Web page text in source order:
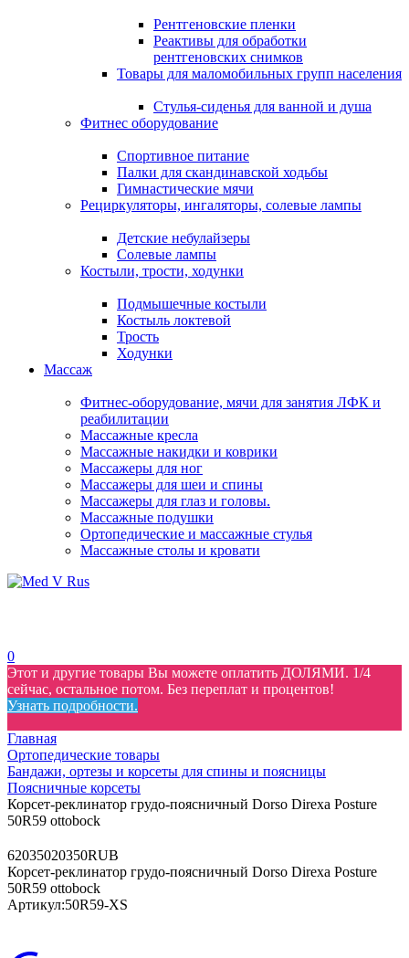
Рентгеновские пленки
Реактивы для обработки
рентгеновских снимков
Товары для маломобильных групп населения
Стулья-сиденья для ванной и душа
Фитнес оборудование
Спортивное питание
Палки для скандинавской ходьбы
Гимнастические мячи
Рециркуляторы, ингаляторы, солевые лампы
Детские небулайзеры
Солевые лампы
Костыли, трости, ходунки
Подмышечные костыли
Костыль локтевой
Трость
Ходунки
Массаж
Фитнес-оборудование, мячи для занятия ЛФК и
реабилитации
Массажные кресла
Массажные накидки и коврики
Массажеры для ног
Массажеры для шеи и спины
Массажеры для глаз и головы.
Массажные подушки
Ортопедические и массажные стулья
Массажные столы и кровати
0
Этот и другие товары Вы можете оплатить ДОЛЯМИ. 1/4
сейчас, остальное потом. Без переплат и процентов!
Узнать подробности.
Главная
Ортопедические товары
Бандажи, ортезы и корсеты для спины и поясницы
Поясничные корсеты
Корсет-реклинатор грудо-поясничный Dorso Direxa Posture
50R59 ottobock
62035020350RUB
Корсет-реклинатор грудо-поясничный Dorso Direxa Posture
50R59 ottobock
Артикул:50R59-XS